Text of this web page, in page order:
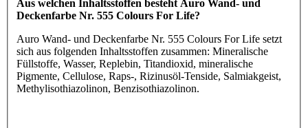
Aus welchen Inhaltsstoffen besteht Auro Wand- und
Deckenfarbe Nr. 555 Colours For Life?
Auro Wand- und Deckenfarbe Nr. 555 Colours For Life setzt
sich aus folgenden Inhaltsstoffen zusammen: Mineralische
Füllstoffe, Wasser, Replebin, Titandioxid, mineralische
Pigmente, Cellulose, Raps-, Rizinusöl-Tenside, Salmiakgeist,
Methylisothiazolinon, Benzisothiazolinon.